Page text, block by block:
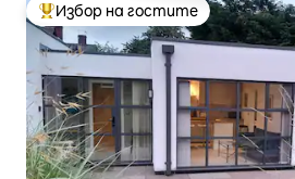
Най-популярен избор на гостите
Избор на гостите